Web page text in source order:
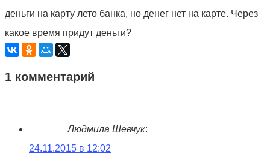
деньги на карту лето банка, но денег нет на карте. Через
какое время придут деньги?
1 комментарий
Людмила Шевчук:
24.11.2015 в 12:02